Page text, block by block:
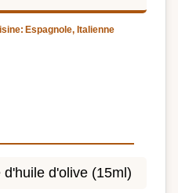
Espagnole, Italienne
d'olive (15ml)